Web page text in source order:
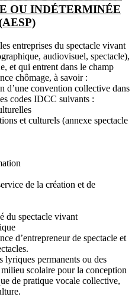
OU INDÉTERMINÉE
entreprises du spectacle vivant
audiovisuel, spectacle),
et qui entrent dans le champ
chômage, à savoir :
d’une convention collective dans
codes IDCC suivants :
et culturels (annexe spectacle
de la création et de
du spectacle vivant
d’entrepreneur de spectacle et
lyriques permanents ou des
scolaire pour la conception
de pratique vocale collective,